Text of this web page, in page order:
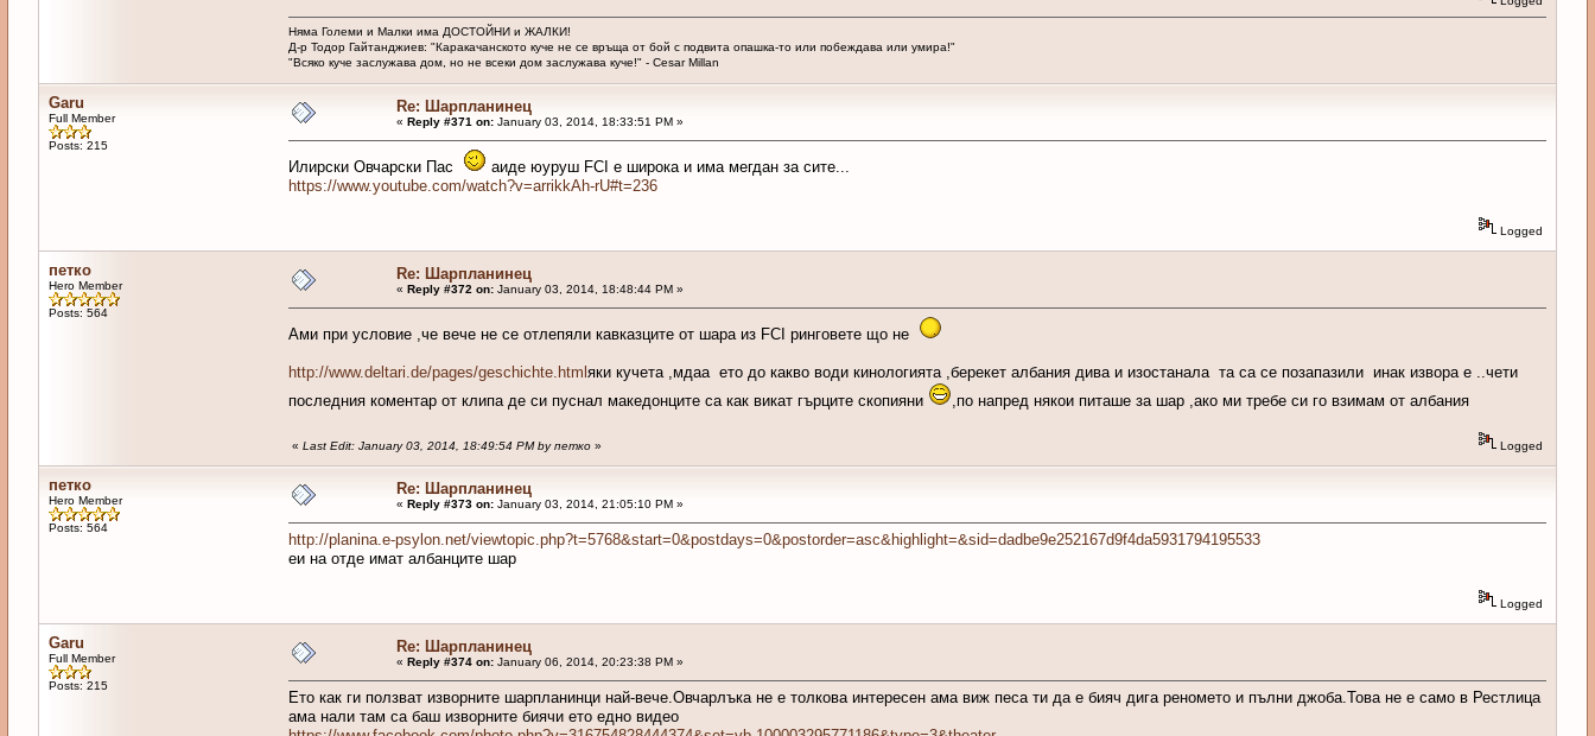
Няма Големи и Малки има ДОСТОЙНИ и ЖАЛКИ!
Д-р Тодор Гайтанджиев: "Каракачанското куче не се връща от бой с подвита опашка-то или побеждава или умира!"
"Всяко куче заслужава дом, но не всеки дом заслужава куче!" - Cesar Millan
Garu
Full Member
Posts: 215
Re: Шарпланинец
« Reply #371 on:January 03, 2014, 18:33:51 PM »
Илирски Овчарски Пас
аиде юуруш FCI е широка и има мегдан за сите...
https://www.youtube.com/watch?v=arrikkAh-rU#t=236
Logged
петко
Hero Member
Posts: 564
Re: Шарпланинец
« Reply #372 on:January 03, 2014, 18:48:44 PM »
Ами при условие ,че вече не се отлепяли кавказците от шара из FCI ринговете що не
http://www.deltari.de/pages/geschichte.html яки кучета ,мдаа ето до какво води кинологията ,берекет албания дива и изостанала та са се позапазили инак извора е ..чети
последния коментар от клипа де си пуснал македонците са как викат гърците скопияни
,по напред някои питаше за шар ,ако ми требе си го взимам от албания
« Last Edit: January 03, 2014, 18:49:54 PM by петко» Logged
петко
Hero Member
Posts: 564
Re: Шарпланинец
« Reply #373 on:January 03, 2014, 21:05:10 PM »
http://planina.e-psylon.net/viewtopic.php?t=5768&start=0&postdays=0&postorder=asc&highlight=&sid=dadbe9e252167d9f4da5931794195533
еи на отде имат албанците шар
Logged
Garu
Full Member
Posts: 215
Re: Шарпланинец
« Reply #374 on:January 06, 2014, 20:23:38 PM »
Ето как ги ползват изворните шарпланинци най-вече.Овчарлъка не е толкова интересен ама виж песа ти да е бияч дига реномето и пълни джоба.Това не е само в Рестлица
ама нали там са баш изворните биячи ето едно видео